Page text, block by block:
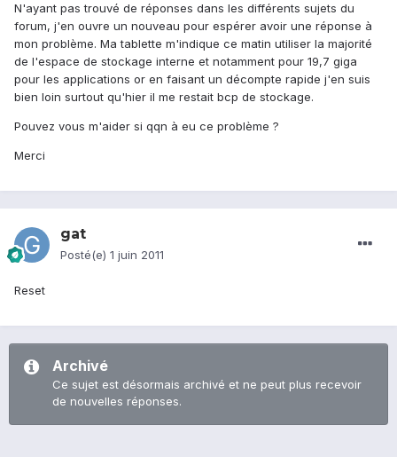
N'ayant pas trouvé de réponses dans les différents sujets du
forum, j'en ouvre un nouveau pour espérer avoir une réponse à
mon problème. Ma tablette m'indique ce matin utiliser la majorité
de l'espace de stockage interne et notamment pour 19,7 giga
pour les applications or en faisant un décompte rapide j'en suis
bien loin surtout qu'hier il me restait bcp de stockage.
Pouvez vous m'aider si qqn à eu ce problème ?
Merci
gat
Posté(e) 1 juin 2011
Reset
Archivé
Ce sujet est désormais archivé et ne peut plus recevoir
de nouvelles réponses.